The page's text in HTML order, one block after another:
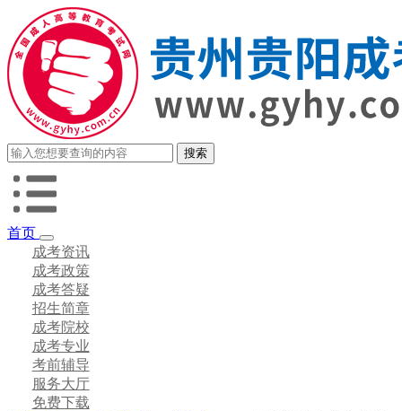
首页
成考资讯
成考政策
成考答疑
招生简章
成考院校
成考专业
考前辅导
服务大厅
免费下载